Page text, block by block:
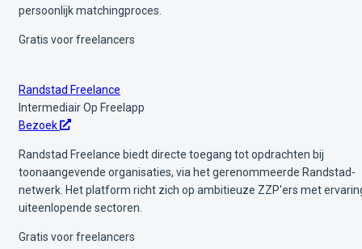
persoonlijk matchingproces.
Gratis voor freelancers
Randstad Freelance
IntermediairOp Freelapp
Bezoek
Randstad Freelance biedt directe toegang tot opdrachten bij
toonaangevende organisaties, via het gerenommeerde Randstad-
netwerk. Het platform richt zich op ambitieuze ZZP'ers met
uiteenlopende sectoren.
Gratis voor freelancers